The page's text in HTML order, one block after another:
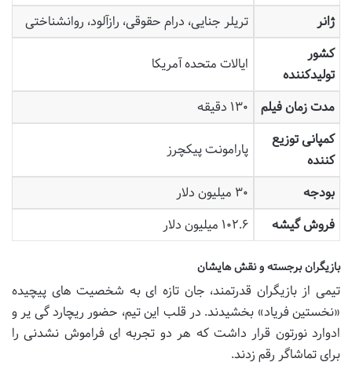
ژانر
تریلر جنایی، درام حقوقی، رازآلود، روانشناختی
کشور
تولیدکننده
ایالات متحده آمریکا
مدت زمان فیلم
۱۳۰ دقیقه
کمپانی توزیع
کننده
پارامونت پیکچرز
بودجه
۳۰ میلیون دلار
فروش گیشه
۱۰۲.۶ میلیون دلار
بازیگران برجسته و نقش هایشان
تیمی از بازیگران قدرتمند، جان تازه ای به شخصیت های پیچیده
«نخستین فریاد» بخشیدند. در قلب این تیم، حضور ریچارد گی یر و
ادوارد نورتون قرار داشت که هر دو تجربه ای فراموش نشدنی را
برای تماشاگر رقم زدند.